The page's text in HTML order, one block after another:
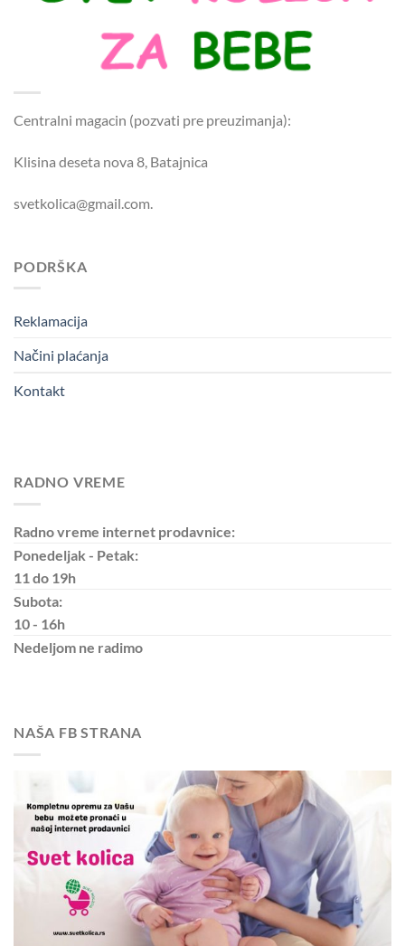
Centralni magacin (pozvati pre preuzimanja):
Klisina deseta nova 8, Batajnica
svetkolica@gmail.com.
PODRŠKA
Reklamacija
Načini plaćanja
Kontakt
RADNO VREME
Radno vreme internet prodavnice:
Ponedeljak - Petak:
11 do 19h
Subota:
10 - 16h
Nedeljom ne radimo
NAŠA FB STRANA